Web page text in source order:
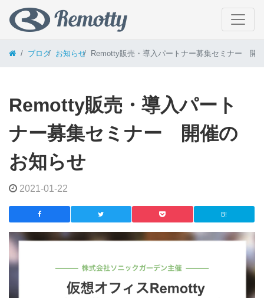
コンテンツへスキップ
ブログ お知らせ Remotty販売・導入パートナー募集セミナー 開
Remotty販売・導入パート
ナー募集セミナー 開催の
お知らせ
2021-01-22
B!